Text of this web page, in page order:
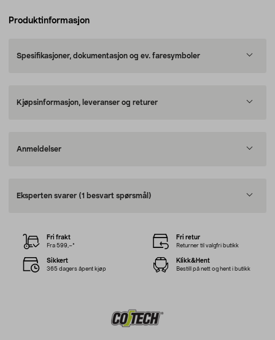
Produktinformasjon
Spesifikasjoner, dokumentasjon og ev. faresymboler
Kjøpsinformasjon, leveranser og returer
Anmeldelser
Eksperten svarer (1 besvart spørsmål)
Fri frakt
Fra 599,–*
Fri retur
Returner til valgfri butikk
Sikkert
365 dagers åpent kjøp
Klikk&Hent
Bestill på nett og hent i butikk